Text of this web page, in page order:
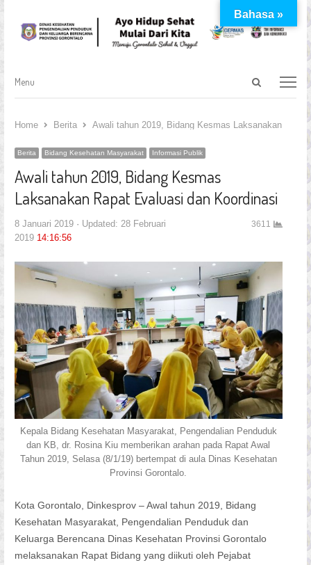
Open
Menu
Menu
Home Berita Awali tahun 2019, Bidang Kesmas Laksanakan
Berita Bidang Kesehatan Masyarakat Informasi Publik
Awali tahun 2019, Bidang Kesmas
Laksanakan Rapat Evaluasi dan Koordinasi
8 Januari 2019
Updated: 28 Februari
2019 14:16:56
3611
Kepala Bidang Kesehatan Masyarakat, Pengendalian Penduduk
dan KB, dr. Rosina Kiu memberikan arahan pada Rapat Awal
Tahun 2019, Selasa (8/1/19) bertempat di aula Dinas Kesehatan
Provinsi Gorontalo.
Kota Gorontalo, Dinkesprov – Awal tahun 2019, Bidang
Kesehatan Masyarakat, Pengendalian Penduduk dan
Keluarga Berencana Dinas Kesehatan Provinsi Gorontalo
melaksanakan Rapat Bidang yang diikuti oleh Pejabat
Bahasa »